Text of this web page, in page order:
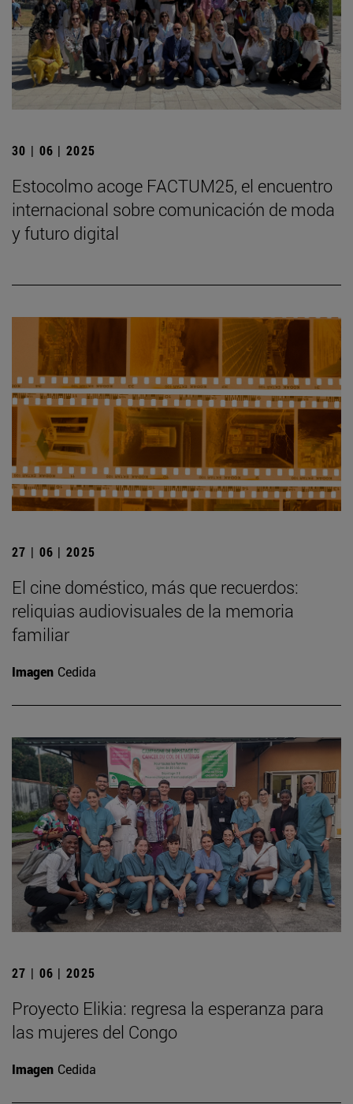
30 | 06 | 2025
Estocolmo acoge FACTUM25, el encuentro
internacional sobre comunicación de moda
y futuro digital
27 | 06 | 2025
El cine doméstico, más que recuerdos:
reliquias audiovisuales de la memoria
familiar
Imagen Cedida
27 | 06 | 2025
Proyecto Elikia: regresa la esperanza para
las mujeres del Congo
Imagen Cedida